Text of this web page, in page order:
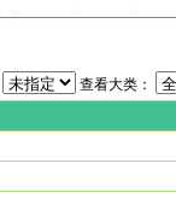
查看大类：